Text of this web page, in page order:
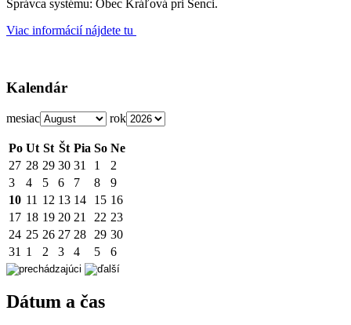
Správca systému: Obec Kráľová pri Senci.
Viac informácií nájdete tu
Kalendár
mesiac rok
Po Ut St Št Pia So Ne
27 28 29 30 31 1
2
3
4 5 6 7 8
9
10 11 12 13 14 15 16
17 18 19 20 21 22 23
24 25 26 27 28 29 30
31 1 2 3 4 5 6
Dátum a čas